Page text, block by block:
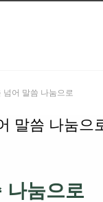
넘어 말씀 나눔으로
말씀 나눔으
나눔으로